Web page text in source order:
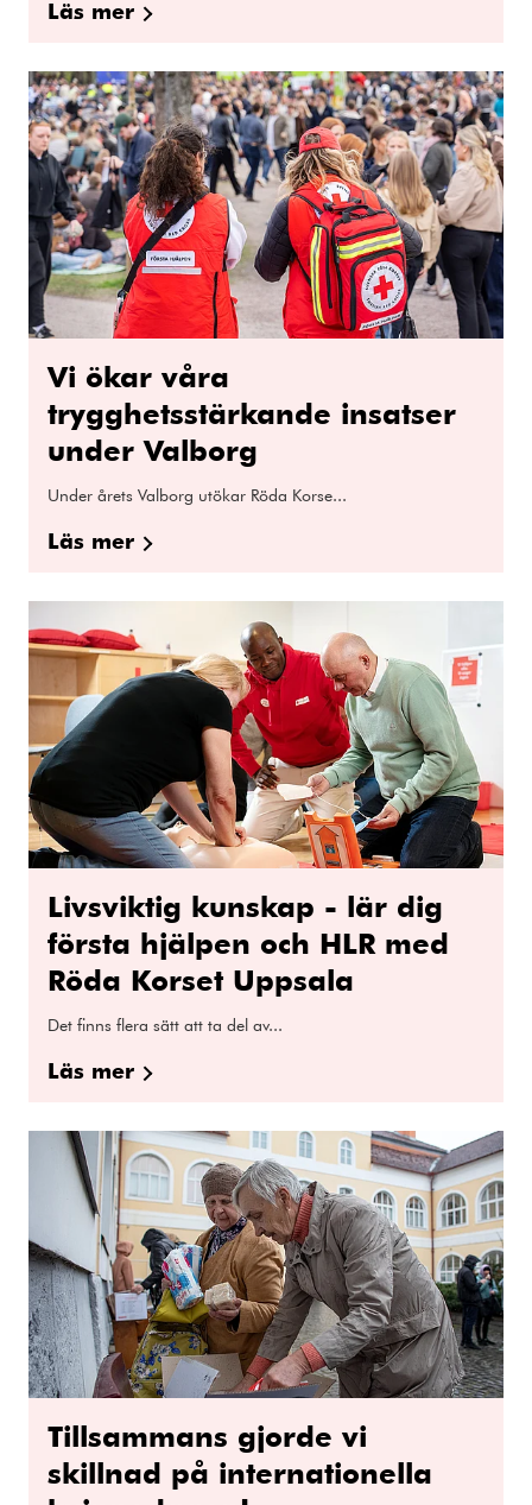
Läs mer
Vi ökar våra
trygghetsstärkande insatser
under Valborg
Under årets Valborg utökar Röda Korse...
Läs mer
Livsviktig kunskap - lär dig
första hjälpen och HLR med
Röda Korset Uppsala
Det finns flera sätt att ta del av...
Läs mer
Tillsammans gjorde vi
skillnad på internationella